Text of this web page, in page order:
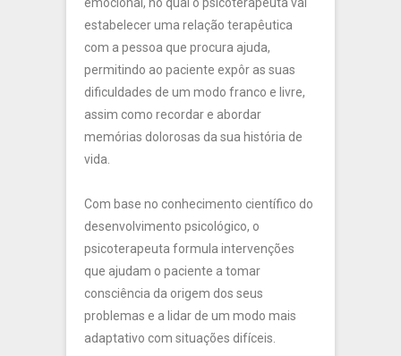
emocional, no qual o psicoterapeuta vai
estabelecer uma relação terapêutica
com a pessoa que procura ajuda,
permitindo ao paciente expôr as suas
dificuldades de um modo franco e livre,
assim como recordar e abordar
memórias dolorosas da sua história de
vida.
Com base no conhecimento científico do
desenvolvimento psicológico, o
psicoterapeuta formula intervenções
que ajudam o paciente a tomar
consciência da origem dos seus
problemas e a lidar de um modo mais
adaptativo com situações difíceis.